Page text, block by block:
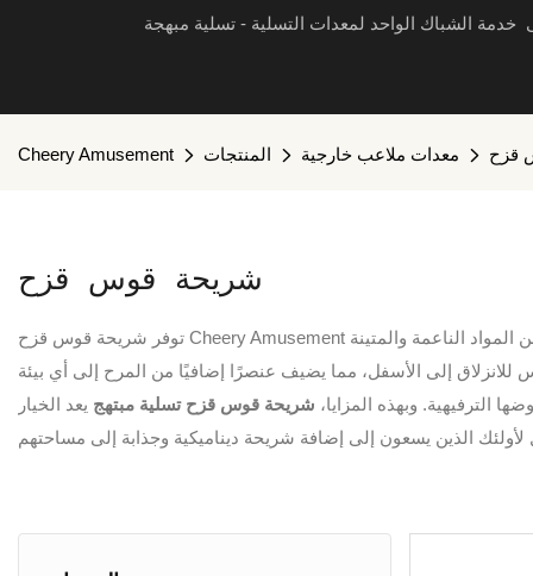
خدمة الشباك الواحد لمعدات التسلية - تسلية مبهجة
Cheery Amusement المنتجات معدات ملاعب خارجية قزح
شريحة قوس قزح
توفر شريحة قوس قزح Cheery Amusement العديد من المزايا مقارنة بالشرائح التقليدية. ألوانها النابضة بالحياة والملفتة للنظر تجعلها نقطة جذب مميزة في أي ملعب أو حديقة مائية. تضمن المواد الناعمة والمتينة
إلى الأسفل، مما يضيف عنصرًا إضافيًا من المرح إلى أي بيئة
الترفيهية. وبهذه المزايا، شريحة قوس قزح تسلية مبتهج يعد الخيار